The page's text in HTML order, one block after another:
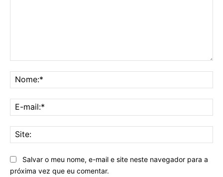
Salvar o meu nome, e-mail e site neste navegador para a
próxima vez que eu comentar.